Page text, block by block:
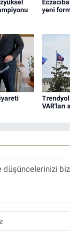
yeni
VAR'ları